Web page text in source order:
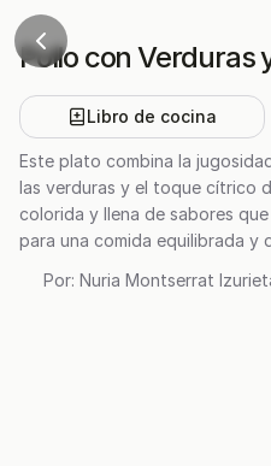
Pollo con Verduras
Libro de cocina
Este plato combina la
las verduras y el toque cítrico
colorida y llena de sabores
para una comida equilibrada y
Por: Nuria Montserrat